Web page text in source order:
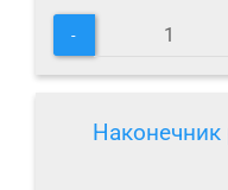
-
Наконечник